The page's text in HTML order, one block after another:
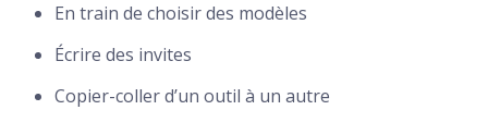
En train de choisir des modèles
Écrire des invites
Copier-coller d’un outil à un autre